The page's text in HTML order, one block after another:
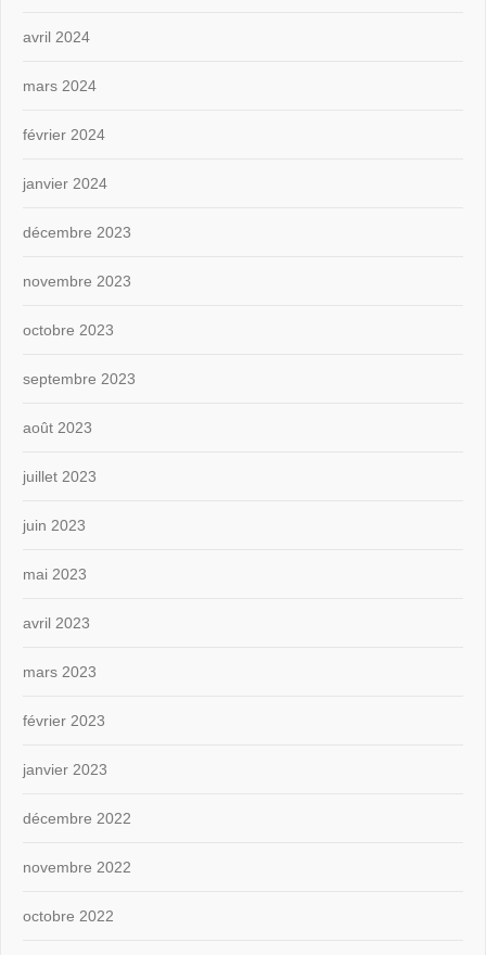
avril 2024
mars 2024
février 2024
janvier 2024
décembre 2023
novembre 2023
octobre 2023
septembre 2023
août 2023
juillet 2023
juin 2023
mai 2023
avril 2023
mars 2023
février 2023
janvier 2023
décembre 2022
novembre 2022
octobre 2022